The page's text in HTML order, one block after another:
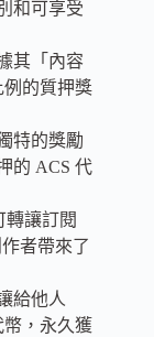
和可享受
其「內容
例的質押獎
特的獎勵
的 ACS 代
轉讓訂閱
者帶來了
給他人
，永久獲